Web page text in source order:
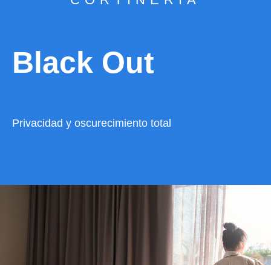
Black Out
Privacidad y oscurecimiento total